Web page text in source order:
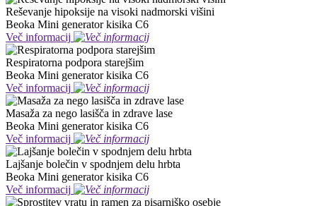
Reševanje hipoksije na visoki nadmorski višini
Beoka Mini generator kisika C6
Več informacij
Respiratorna podpora starejšim
Beoka Mini generator kisika C6
Več informacij
Masaža za nego lasišča in zdrave lase
Beoka Mini generator kisika C6
Več informacij
Lajšanje bolečin v spodnjem delu hrbta
Beoka Mini generator kisika C6
Več informacij